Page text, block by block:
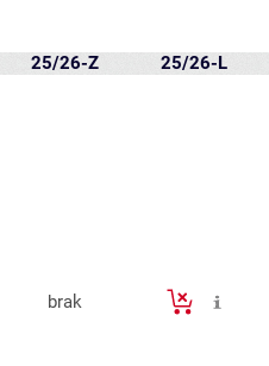
25/26-Z 25/26-L
brak